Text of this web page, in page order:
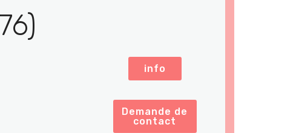
info
Demande de
contact